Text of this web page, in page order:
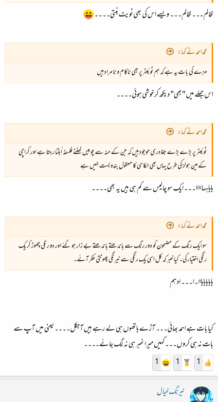
ظالم۔۔۔ ظالم۔۔۔ ویسے اس کی بھی ٹویٹ بنتی۔۔۔۔
محمداحمد نے کہا:
مزے کی بات یہ ہے کہ ہم ٹوئیٹر پر بھی ناکام و نا مراد ہیں
اس جملے میں "بھی" دیکھ کر خوشی ہوئی۔۔۔۔
محمداحمد نے کہا:
ٹوئیٹر پر بڑے بڑے جغادری موجود ہیں کہ جن کے منہ سے چوبیس گھنٹے فلسفہ اُبلتا رہتا ہے اور کراچی
کے مین ہولز کی طرح یہاں بھی نکاسی کا معقول بندوبست نہیں ہے
ہاہاہہااااا۔۔۔ ایک سو چالیس سے کم ہی ہیں یہ بھی۔۔۔۔
محمداحمد نے کہا:
سو ایک رنگ کے مضمون کو دور رنگ سے باندھتے باندھتے بے زار ہو گئے اور دو رنگی چھوڑ کر یک
رنگی اختیار کی۔ کیا خبر کہ کل اسی یک رنگی سے نیرنگی پھوٹتی نظر آئے۔
ہاہاہاہاہااا۔ا۔۔۔ ادہم
کیا بات ہے احمد بھائی۔۔۔ آڑے ہاتھوں ہی لے رہے ہیں آجکل۔۔۔۔ یعنی میں آپ سے
بات نہ ہی کروں۔۔۔ کہیں میرا نمبر ہی نہ لگ جائے۔۔۔۔
1
1
1
نیرنگ خیال